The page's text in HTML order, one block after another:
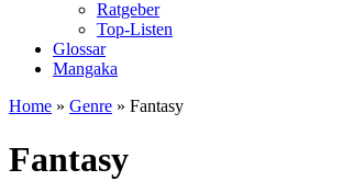
Ratgeber
Top-Listen
Glossar
Mangaka
Home » Genre » Fantasy
Fantasy